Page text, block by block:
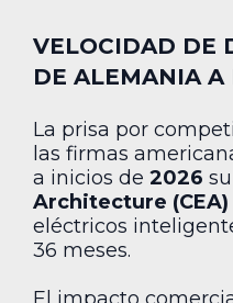
VELOCIDAD DE
DE ALEMANIA A
La prisa por
las firmas
a inicios de 2026 su
Architecture (CEA)
eléctricos
36 meses.